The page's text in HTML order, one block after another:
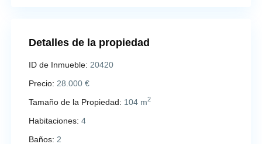
Detalles de la propiedad
ID de Inmueble: 20420
Precio: 28.000 €
Tamaño de la Propiedad: 104 m2
Habitaciones: 4
Baños: 2